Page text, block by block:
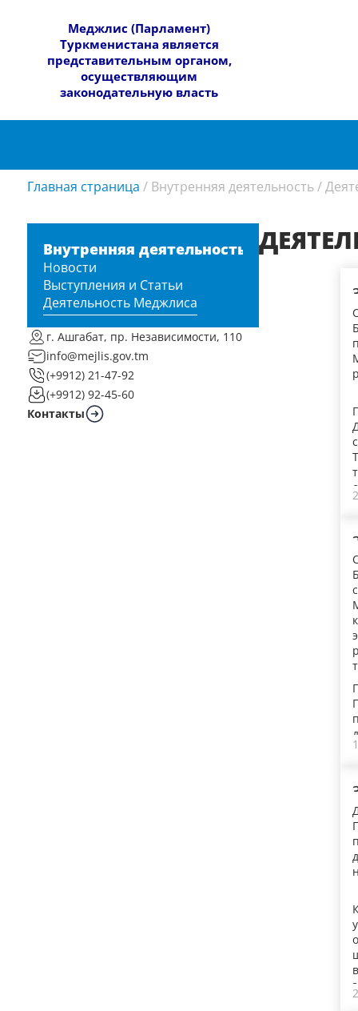
​Меджлис (Парламент)
Туркменистана является
представительным органом,
осуществляющим
законодательную власть
Главная страница / Внутренняя деятельность /
Внутренняя деятельность
Новости
Выступления и Статьи
Деятельность Меджлиса
г. Ашгабат, пр. Независимости, 110
info@mejlis.gov.tm
(+9912) 21-47-92
(+9912) 92-45-60
Контакты